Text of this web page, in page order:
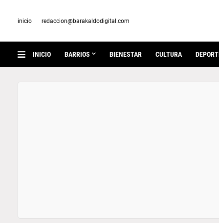
inicio redaccion@barakaldodigital.com
INICIO BARRIOS BIENESTAR CULTURA